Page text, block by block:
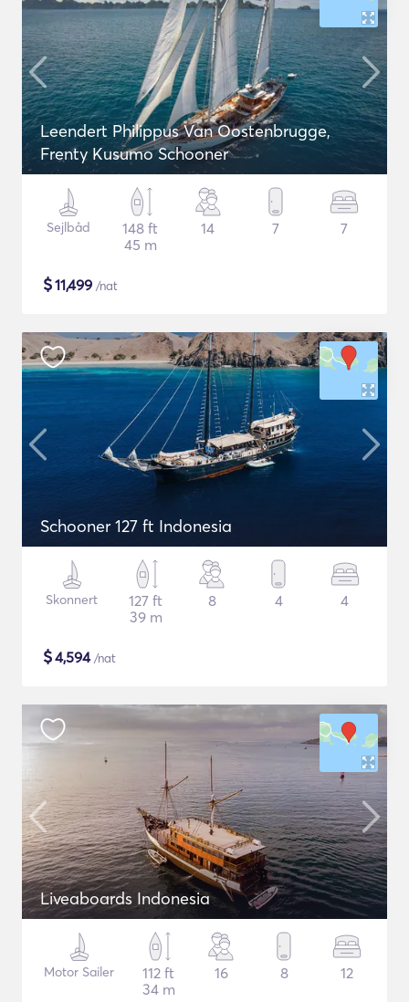
Leendert Philippus Van Oostenbrugge,
Frenty Kusumo Schooner
Sejlbåd
148 ft
45 m
14 7 7
$11,499 /nat
Schooner 127 ft Indonesia
Skonnert
127 ft
39 m
8 4 4
$4,594/nat
Liveaboards Indonesia
Motor Sailer
112 ft
34 m
16 8 12